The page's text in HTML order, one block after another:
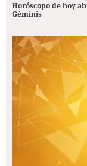
Horóscopo de hoy
Géminis